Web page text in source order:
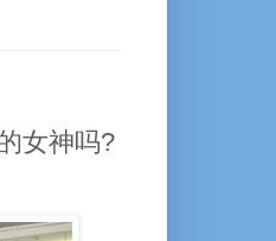
女神吗?